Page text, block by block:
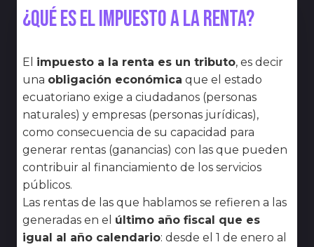
¿Qué es el impuesto a la renta?
El impuesto a la renta es un tributo, es decir
una obligación económica que el estado
ecuatoriano exige a ciudadanos (personas
naturales) y empresas (personas jurídicas),
como consecuencia de su capacidad para
generar rentas (ganancias) con las que pueden
contribuir al financiamiento de los servicios
públicos.
Las rentas de las que hablamos se refieren a las
generadas en el último año fiscal que es
igual al año calendario: desde el 1 de enero al